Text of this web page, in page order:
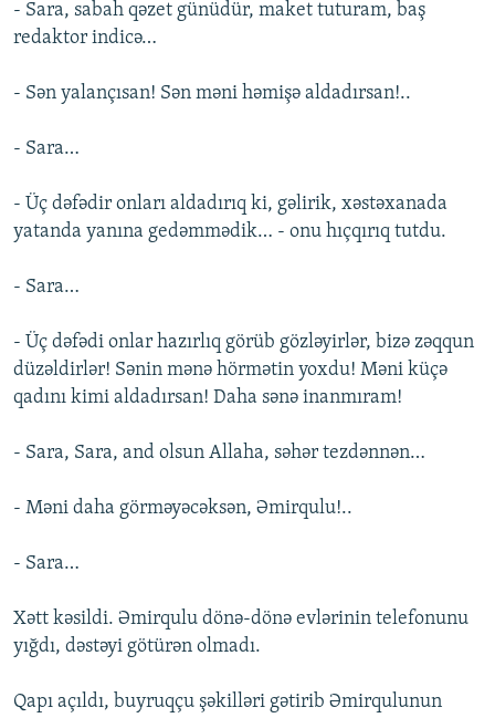
- Sara, sabah qəzet günüdür, maket tuturam, baş
redaktor indicə…
- Sən yalançısan! Sən məni həmişə aldadırsan!..
- Sara…
- Üç dəfədir onları aldadırıq ki, gəlirik, xəstəxanada
yatanda yanına gedəmmədik… - onu hıçqırıq tutdu.
- Sara…
- Üç dəfədi onlar hazırlıq görüb gözləyirlər, bizə zəqqun
düzəldirlər! Sənin mənə hörmətin yoxdu! Məni küçə
qadını kimi aldadırsan! Daha sənə inanmıram!
- Sara, Sara, and olsun Allaha, səhər tezdənnən…
- Məni daha görməyəcəksən, Əmirqulu!..
- Sara…
Xətt kəsildi. Əmirqulu dönə-dönə evlərinin telefonunu
yığdı, dəstəyi götürən olmadı.
Qapı açıldı, buyruqçu şəkilləri gətirib Əmirqulunun